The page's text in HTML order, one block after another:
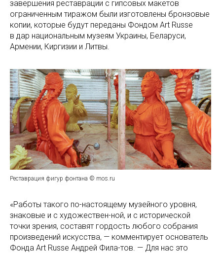
завершения реставрации с гипсовых макетов
ограниченным тиражом были изготовлены бронзовые
копии, которые будут переданы Фондом Art Russe
в дар национальным музеям Украины, Беларуси,
Армении, Киргизии и Литвы.
Реставрация фигур фонтана © mos.ru
«Работы такого по-настоящему музейного уровня,
знаковые и с художествен-ной, и с исторической
точки зрения, составят гордость любого собрания
произведений искусства, — комментирует основатель
Фонда Art Russe Андрей Фила-тов. — Для нас это